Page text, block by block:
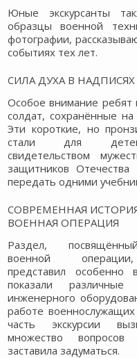
Юные экскурсанты
образцы военной
фотографии,
событиях тех лет.
СИЛА ДУХА В
Особое внимание ребят
солдат, сохранённые на
Эти короткие, но
стали для
свидетельством
защитников
передать одними
СОВРЕМЕННАЯ
ВОЕННАЯ ОПЕРАЦИЯ
Раздел,
военной
представил особенно
показали
инженерного
работе
часть экскурсии
множество
заставила задуматься.